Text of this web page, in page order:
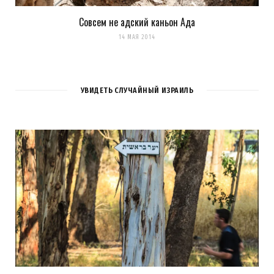
Совсем не адский каньон Ада
14 МАЯ 2014
УВИДЕТЬ СЛУЧАЙНЫЙ ИЗРАИЛЬ